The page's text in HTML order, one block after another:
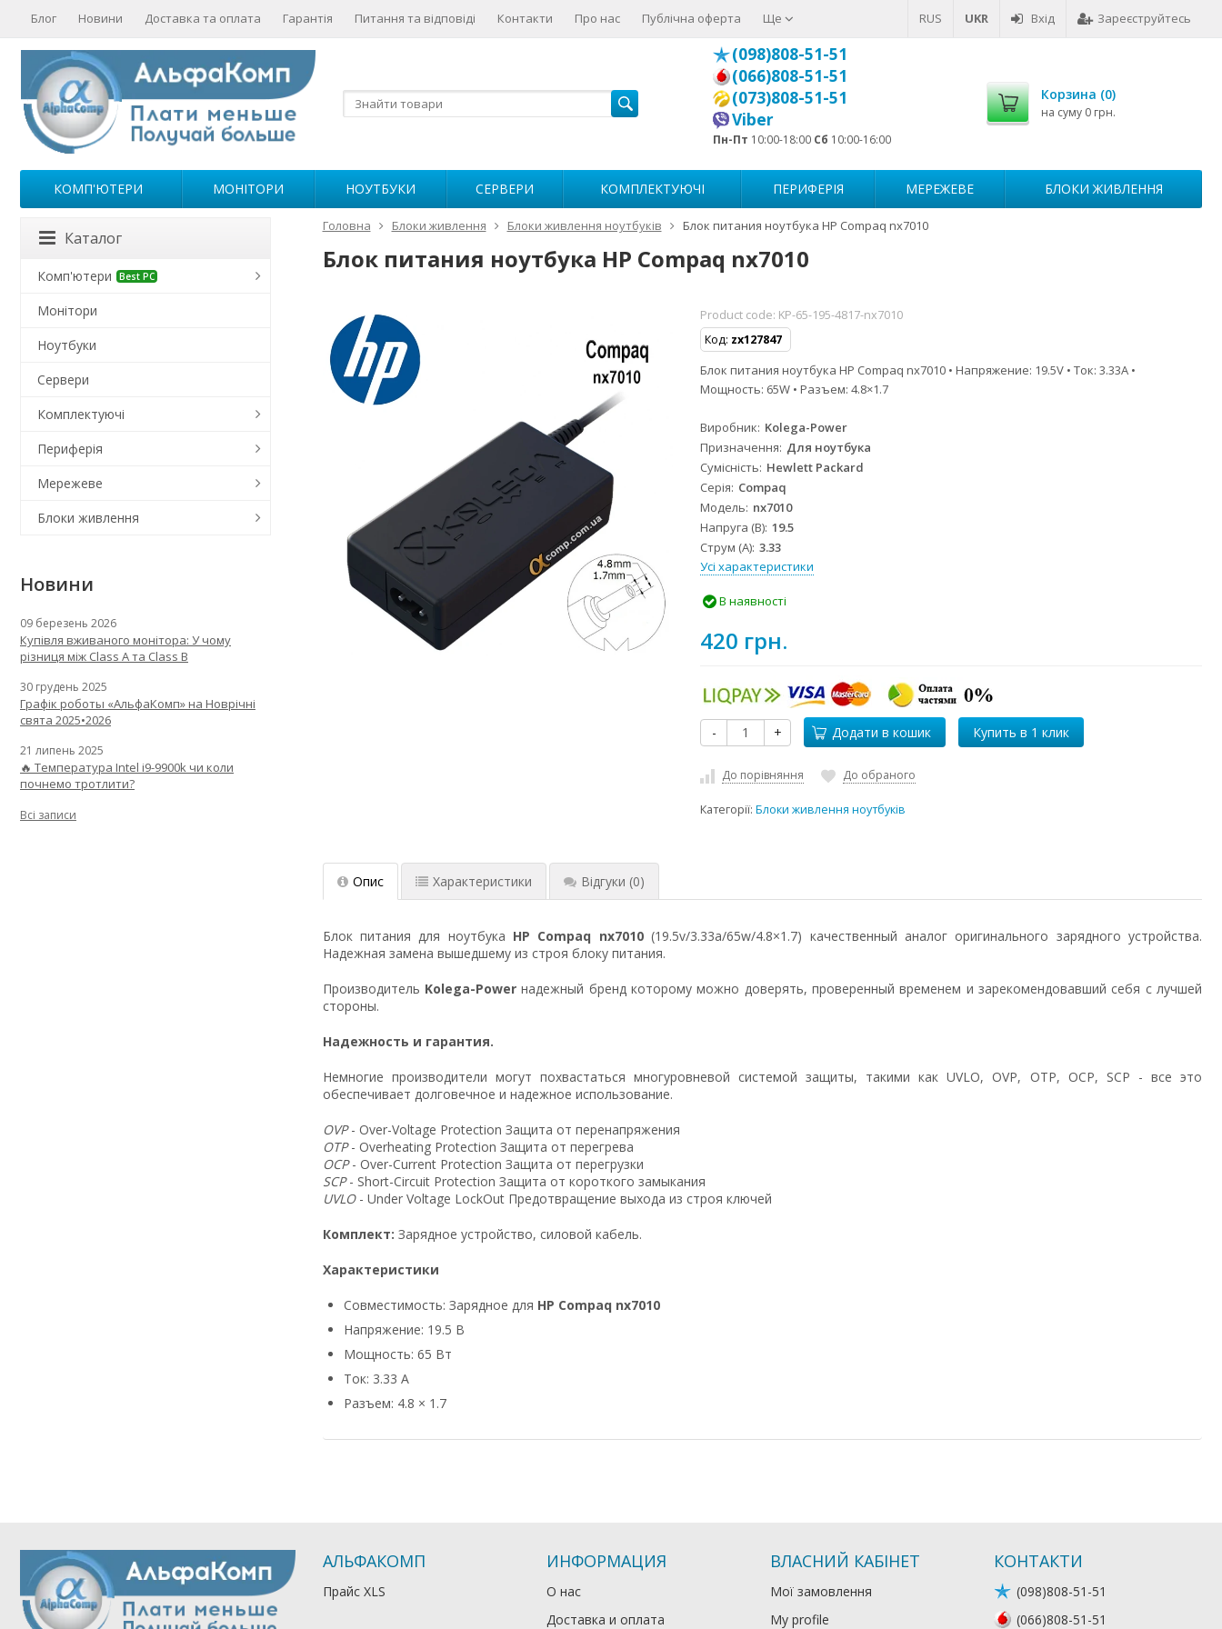
RUS UKR Вхід Зареєструйтесь
Блог Новини Доставка та оплата Гарантія Питання та відповіді Контакти Про нас Публічна оферта Ще
(098)808-51-51
(066)808-51-51
(073)808-51-51
Viber
Пн-Пт 10:00-18:00 Сб 10:00-16:00
Корзина (0)
на суму 0 грн.
КОМП'ЮТЕРИ МОНІТОРИ НОУТБУКИ СЕРВЕРИ КОМПЛЕКТУЮЧІ ПЕРИФЕРІЯ МЕРЕЖЕВЕ БЛОКИ ЖИВЛЕННЯ
Головна Блоки живлення Блоки живлення ноутбуків Блок питания ноутбука HP Compaq nx7010
Блок питания ноутбука HP Compaq nx7010
Product code: KP-65-195-4817-nx7010
Код: zx127847
Блок питания ноутбука HP Compaq nx7010 • Напряжение: 19.5V • Ток: 3.33A •
Мощность: 65W • Разъем: 4.8×1.7
Виробник Kolega-Power
Призначення Для ноутбука
Сумісність Hewlett Packard
Серія Compaq
Модель nx7010
Напруга (В) 19.5
Струм (А) 3.33
Усі характеристики
В наявності
420 грн.
- + Додати в кошик
До порівняння До обраного
Категорії:Блоки живлення ноутбуків
Опис Характеристики Відгуки (0)
Блок питания для ноутбука HP Compaq nx7010(19.5v/3.33a/65w/4.8×1.7) качественный аналог оригинального зарядного устройства.
Надежная замена вышедшему из строя блоку питания.
Производитель Kolega-Powerнадежный бренд которому можно доверять, проверенный временем и зарекомендовавший себя с лучшей
стороны.
Надежность и гарантия.
Немногие производители могут похвастаться многуровневой системой защиты, такими как UVLO, OVP, OTP, OCP, SCP - все это
обеспечивает долговечное и надежное использование.
OVP- Over-Voltage Protection Защита от перенапряжения
OTP- Overheating Protection Защита от перегрева
OCP- Over-Current Protection Защита от перегрузки
SCP- Short-Circuit Protection Защита от короткого замыкания
UVLO- Under Voltage LockOut Предотвращение выхода из строя ключей
Комплект: Зарядное устройство, силовой кабель.
Характеристики
Совместимость: Зарядное для HP Compaq nx7010
Напряжение: 19.5 В
Мощность: 65 Вт
Ток: 3.33 А
Разъем: 4.8 × 1.7
Каталог
Комп'ютери Best PC
Монітори
Ноутбуки
Сервери
Комплектуючі
Периферія
Мережеве
Блоки живлення
Новини
09 березень 2026
Купівля вживаного монітора: У чому
різниця між Class A та Class B
30 грудень 2025
Графік роботы «АльфаКомп» на Новрічні
свята 2025•2026
21 липень 2025
🔥 Температура Intel i9-9900k чи коли
почнемо тротлити?
Всі записи
АЛЬФАКОМП
Прайс XLS
ИНФОРМАЦИЯ
О нас
Доставка и оплата
ВЛАСНИЙ КАБІНЕТ
Мої замовлення
My profile
КОНТАКТИ
(098)808-51-51
(066)808-51-51